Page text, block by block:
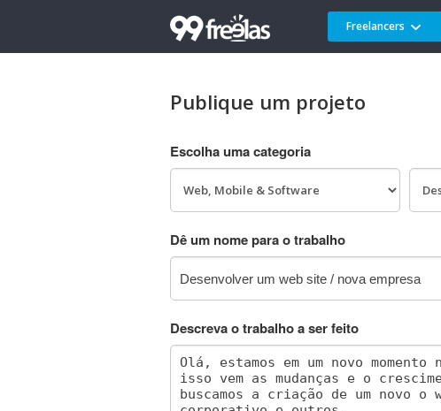
Freelancers
Publique um projeto
Escolha uma categoria
Dê um nome para o trabalho
Descreva o trabalho a ser feito